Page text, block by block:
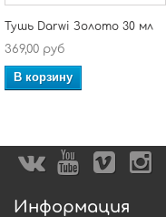
Тушь Darwi Золото 30 мл
369,00 руб
В корзину
Информация